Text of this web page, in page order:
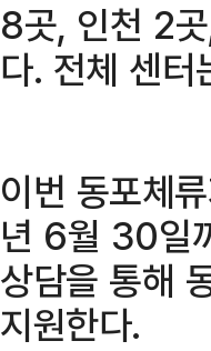
8곳, 인천 2
다. 전체 센
이번 동포체
년 6월 30일
상담을 통해
지원한다.